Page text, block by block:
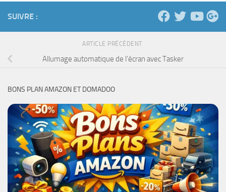
SUIVRE :
ARTICLE PRÉCÉDENT
Allumage automatique de l’écran avec Tasker
BONS PLAN AMAZON ET DOMADOO